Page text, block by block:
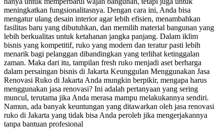
meningkatkan fungsionalitasnya. Dengan cara ini, Anda bisa
mengatur ulang desain interior agar lebih efisien, menambahkan
fasilitas baru yang dibutuhkan, dan memilih material bangunan yang
lebih berkualitas untuk ketahanan jangka panjang. Dalam iklim
bisnis yang kompetitif, ruko yang modern dan teratur pasti lebih
menarik bagi pelanggan dibandingkan yang terlihat ketinggalan
zaman. Maka dari itu, tampilan fresh ruko menjadi aset berharga
dalam persaingan bisnis di Jakarta Keunggulan Menggunakan Jasa
Renovasi Ruko di Jakarta Anda mungkin berpikir, mengapa harus
menggunakan jasa renovasi? Ini adalah pertanyaan yang sering
muncul, terutama jika Anda merasa mampu melakukannya sendiri.
Namun, ada banyak keuntungan yang ditawarkan oleh jasa renovasi
ruko di Jakarta yang tidak bisa Anda peroleh jika mengerjakannya
tanpa bantuan profesional